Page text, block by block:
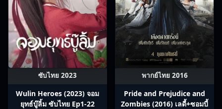
ซับไทย 2023
Wulin Heroes (2023) จอม
ยุทธ์บู๊ลิ้ม ซับไทย Ep1-22
พากย์ไทย 2016
Pride and Prejudice and
Zombies (2016) เลดี้+ซอมบี้